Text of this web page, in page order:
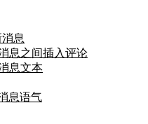
息
息之间插入评论
息文本
息语气